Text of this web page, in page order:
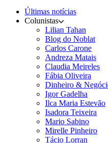
Últimas notícias
Colunistas
Lilian Tahan
Blog do Noblat
Carlos Carone
Andreza Matais
Claudia Meireles
Fábia Oliveira
Dinheiro &
Igor Gadelha
Ilca Maria Estevão
Isadora Teixeira
Mario Sabino
Mirelle Pinheiro
Tácio Lorran